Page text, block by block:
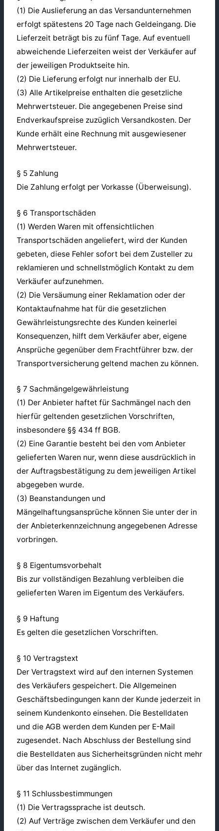
(1) Die Auslieferung an das Versandunternehmen
erfolgt spätestens 20 Tage nach Geldeingang. Die
Lieferzeit beträgt bis zu fünf Tage. Auf eventuell
abweichende Lieferzeiten weist der Verkäufer auf
der jeweiligen Produktseite hin.
(2) Die Lieferung erfolgt nur innerhalb der EU.
(3) Alle Artikelpreise enthalten die gesetzliche
Mehrwertsteuer. Die angegebenen Preise sind
Endverkaufspreise zuzüglich Versandkosten. Der
Kunde erhält eine Rechnung mit ausgewiesener
Mehrwertsteuer.
§ 5 Zahlung
Die Zahlung erfolgt per Vorkasse (Überweisung).
§ 6 Transportschäden
(1) Werden Waren mit offensichtlichen
Transportschäden angeliefert, wird der Kunden
gebeten, diese Fehler sofort bei dem Zusteller zu
reklamieren und schnellstmöglich Kontakt zu dem
Verkäufer aufzunehmen.
(2) Die Versäumung einer Reklamation oder der
Kontaktaufnahme hat für die gesetzlichen
Gewährleistungsrechte des Kunden keinerlei
Konsequenzen, hilft dem Verkäufer aber, eigene
Ansprüche gegenüber dem Frachtführer bzw. der
Transportversicherung geltend machen zu können.
§ 7 Sachmängelgewährleistung
(1) Der Anbieter haftet für Sachmängel nach den
hierfür geltenden gesetzlichen Vorschriften,
insbesondere §§ 434 ff BGB.
(2) Eine Garantie besteht bei den vom Anbieter
gelieferten Waren nur, wenn diese ausdrücklich in
der Auftragsbestätigung zu dem jeweiligen Artikel
abgegeben wurde.
(3) Beanstandungen und
Mängelhaftungsansprüche können Sie unter der in
der Anbieterkennzeichnung angegebenen Adresse
vorbringen.
§ 8 Eigentumsvorbehalt
Bis zur vollständigen Bezahlung verbleiben die
gelieferten Waren im Eigentum des Verkäufers.
§ 9 Haftung
Es gelten die gesetzlichen Vorschriften.
§ 10 Vertragstext
Der Vertragstext wird auf den internen Systemen
des Verkäufers gespeichert. Die Allgemeinen
Geschäftsbedingungen kann der Kunde jederzeit in
seinem Kundenkonto einsehen. Die Bestelldaten
und die AGB werden dem Kunden per E-Mail
zugesendet. Nach Abschluss der Bestellung sind
die Bestelldaten aus Sicherheitsgründen nicht mehr
über das Internet zugänglich.
§ 11 Schlussbestimmungen
(1) Die Vertragssprache ist deutsch.
(2) Auf Verträge zwischen dem Verkäufer und den